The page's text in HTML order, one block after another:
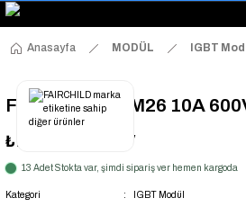
"Saat 14:00'a Kadar Verilen Siparişlerde
"Binlerce Ürün Çeşitliliği ile
"Toptan Fiyatına Perakende Satış
Anasayfa MODÜL IGBT
FNE41060 SPM26 10A
₺1.309,23 + KDV
13 Adet Stokta var, şimdi sipariş ver hemen kargoda
Kategori
IGBT Modül